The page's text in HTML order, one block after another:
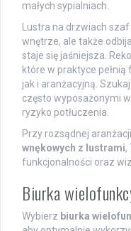
małych sypialniach.
Lustra na drzwiach
wnętrze, ale także
staje się jaśniejsza.
które w praktyce
jak i aranżacyjną.
często wyposażonymi
ryzyko potłuczenia.
Przy rozsądnej
wnękowych z lustrami,
funkcjonalności oraz
Biurka
Wybierz biurka